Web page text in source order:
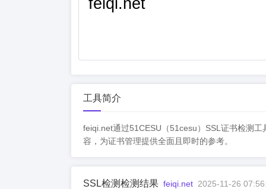
工具简介
feiqi.net通过51CESU（51cesu）SSL证书检测
容，为证书管理提供全面且即时的参考。
SSL检测检测结果 feiqi.net 2025-11-26